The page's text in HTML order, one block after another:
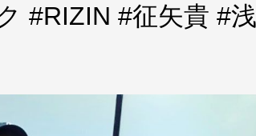
#RIZIN #征矢貴 #